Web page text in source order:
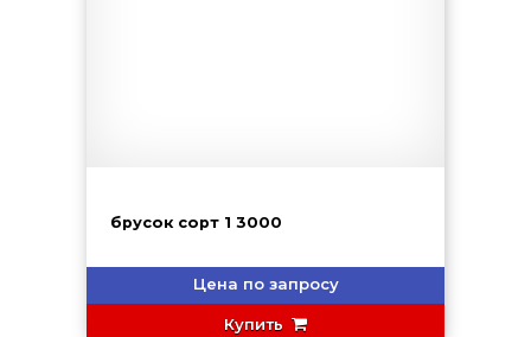
брусок сорт 1 3000
Цена по запросу
Купить